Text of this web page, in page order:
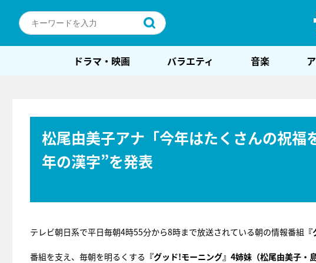
ドラマ・映画 バラエティ 音楽
松尾由美子アナ「今年はたくさんの祝
年の漢字”を発表
テレビ朝日系で平日毎朝4時55分から8時まで放送されている朝の情報番組
番組を支え、毎朝を明るくする 『グッド!モーニング』4姉妹（松尾由美子・